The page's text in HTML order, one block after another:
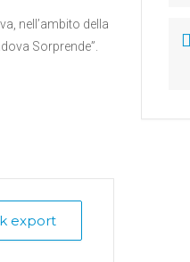
nell’ambito della
Sorprende”.
export